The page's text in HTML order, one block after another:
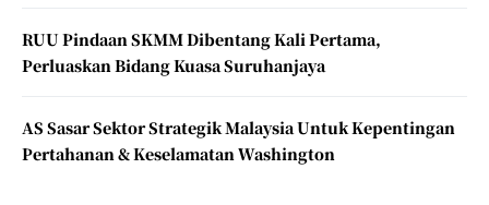
RUU Pindaan SKMM Dibentang Kali Pertama,
Perluaskan Bidang Kuasa Suruhanjaya
AS Sasar Sektor Strategik Malaysia Untuk Kepentingan
Pertahanan & Keselamatan Washington